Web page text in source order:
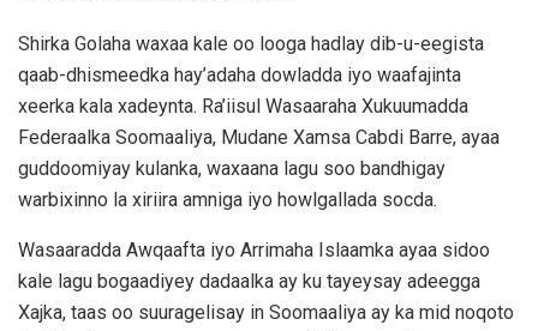
Shirka Golaha waxaa kale oo looga hadlay dib-u-eegista
qaab-dhismeedka hay’adaha dowladda iyo waafajinta
xeerka kala xadeynta. Ra’iisul Wasaaraha Xukuumadda
Federaalka Soomaaliya, Mudane Xamsa Cabdi Barre, ayaa
guddoomiyay kulanka, waxaana lagu soo bandhigay
warbixinno la xiriira amniga iyo howlgallada socda.
Wasaaradda Awqaafta iyo Arrimaha Islaamka ayaa sidoo
kale lagu bogaadiyey dadaalka ay ku tayeysay adeegga
Xajka, taas oo suuragelisay in Soomaaliya ay ka mid noqoto